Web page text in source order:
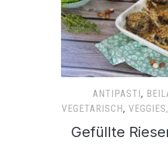
ANTIPASTI ,
VEGETARISCH,
Gefüllte